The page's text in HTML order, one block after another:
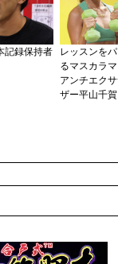
記録保持者
レッスンを
るマスカラ
アンチエク
ザー平山千賀